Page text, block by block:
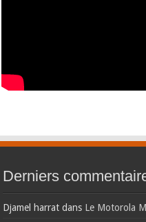
Derniers
Djamel harrat dans Le Motorola